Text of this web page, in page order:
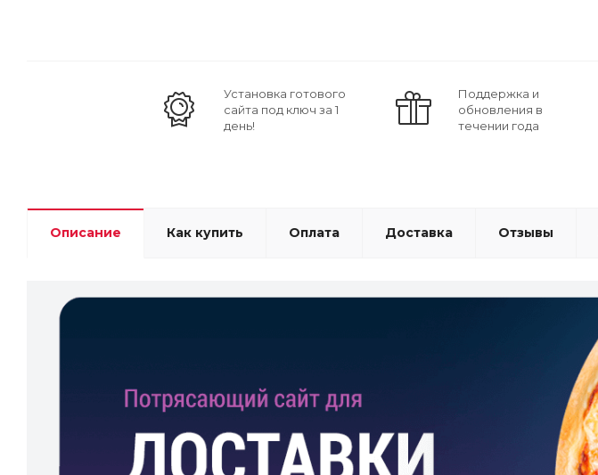
Установка готового
сайта под ключ за 1
день!
Поддержка и
обновления в
течении года
Описание Как купить Оплата Доставка Отзывы